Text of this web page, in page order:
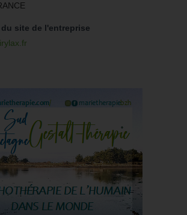
site de l'entreprise